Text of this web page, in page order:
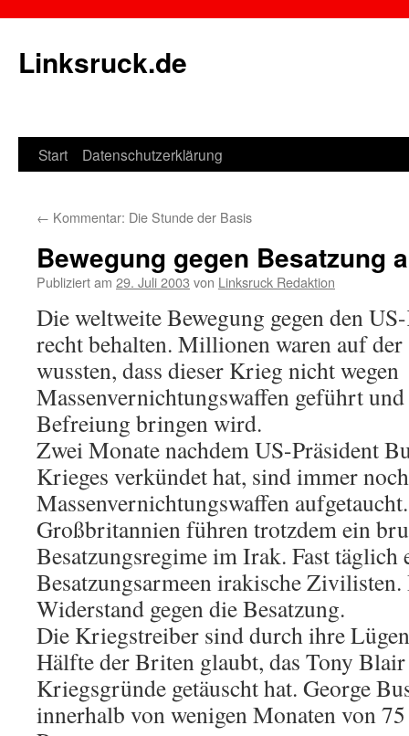
Linksruck.de
Springe
Inhalt
Start Datenschutzerklärung
← Kommentar: Die Stunde der Basis
Bewegung gegen Besatzung
Publiziert am 29. Juli 2003 von Linksruck Redaktion
Die weltweite Bewegung gegen den
recht behalten. Millionen waren auf der
wussten, dass dieser Krieg nicht wegen
Massenvernichtungswaffen geführt
Befreiung bringen wird.
Zwei Monate nachdem US-Präsident
Krieges verkündet hat, sind immer
Massenvernichtungswaffen
Großbritannien führen trotzdem ein
Besatzungsregime im Irak. Fast täglich
Besatzungsarmeen irakische Zivilisten.
Widerstand gegen die Besatzung.
Die Kriegstreiber sind durch ihre
Hälfte der Briten glaubt, das Tony
Kriegsgründe getäuscht hat. George
innerhalb von wenigen Monaten von